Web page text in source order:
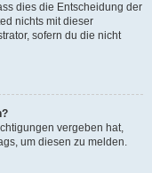
dies die Entscheidung der
nichts mit dieser
sofern du die nicht
vergeben hat,
um diesen zu melden.